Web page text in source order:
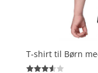
T-shirt til Børn